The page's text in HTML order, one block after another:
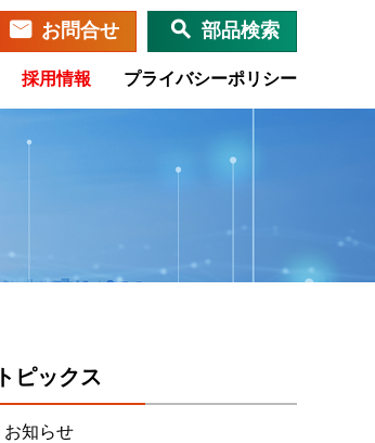
お問合せ 部品検索
採用情報 プライバシーポリシー
トピックス
お知らせ